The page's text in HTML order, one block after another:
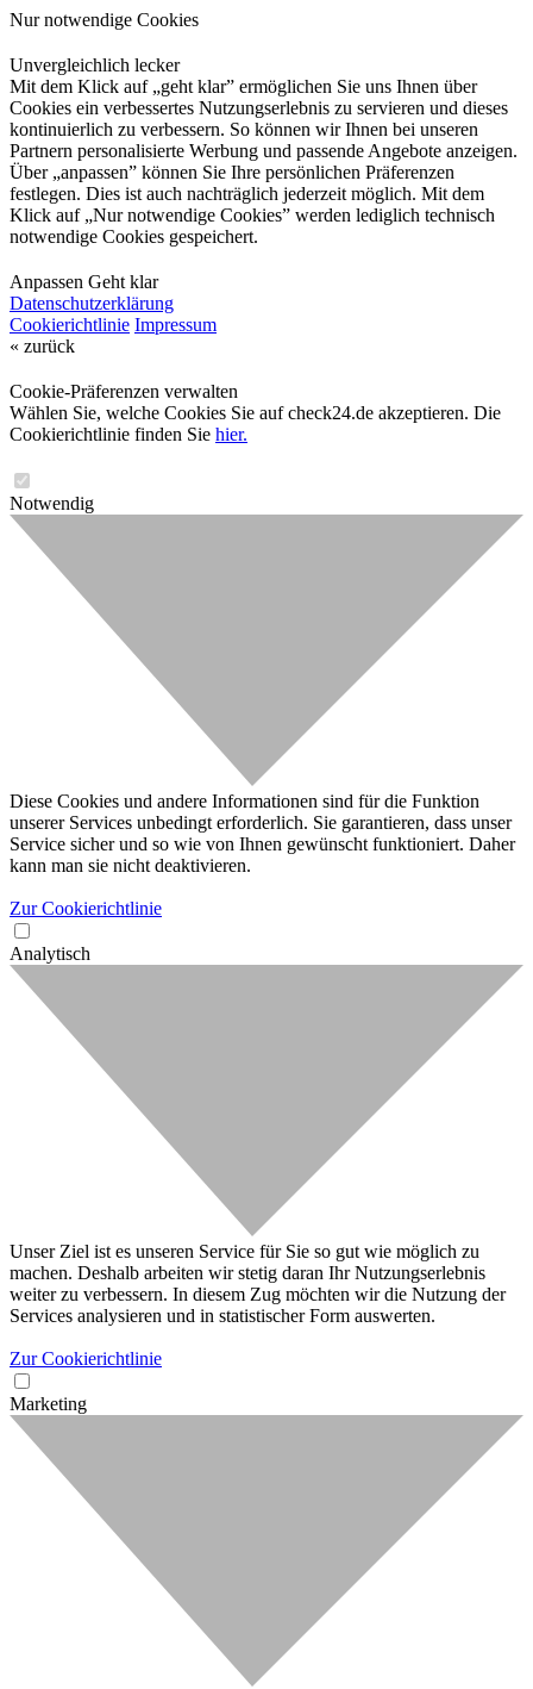
Nur notwendige Cookies
Unvergleichlich lecker
Mit dem Klick auf „geht klar” ermöglichen Sie uns Ihnen über
Cookies ein verbessertes Nutzungserlebnis zu servieren und dieses
kontinuierlich zu verbessern. So können wir Ihnen bei unseren
Partnern personalisierte Werbung und passende Angebote anzeigen.
Über „anpassen” können Sie Ihre persönlichen Präferenzen
festlegen. Dies ist auch nachträglich jederzeit möglich. Mit dem
Klick auf „Nur notwendige Cookies” werden lediglich technisch
notwendige Cookies gespeichert.
Anpassen Geht klar
Datenschutzerklärung
Cookierichtlinie Impressum
« zurück
Cookie-Präferenzen verwalten
Wählen Sie, welche Cookies Sie auf check24.de akzeptieren. Die
Cookierichtlinie finden Sie hier.
Notwendig
Diese Cookies und andere Informationen sind für die Funktion
unserer Services unbedingt erforderlich. Sie garantieren, dass unser
Service sicher und so wie von Ihnen gewünscht funktioniert. Daher
kann man sie nicht deaktivieren.
Zur Cookierichtlinie
Analytisch
Unser Ziel ist es unseren Service für Sie so gut wie möglich zu
machen. Deshalb arbeiten wir stetig daran Ihr Nutzungserlebnis
weiter zu verbessern. In diesem Zug möchten wir die Nutzung der
Services analysieren und in statistischer Form auswerten.
Zur Cookierichtlinie
Marketing